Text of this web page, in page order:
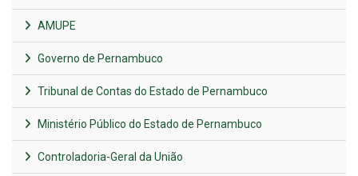
AMUPE
Governo de Pernambuco
Tribunal de Contas do Estado de Pernambuco
Ministério Público do Estado de Pernambuco
Controladoria-Geral da União